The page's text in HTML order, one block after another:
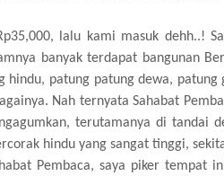
lalu kami masuk dehh..!
banyak terdapat bangunan
patung patung dewa, patung
Nah ternyata Sahabat
terutamanya di tandai
hindu yang sangat tinggi,
Pembaca, saya piker tempat